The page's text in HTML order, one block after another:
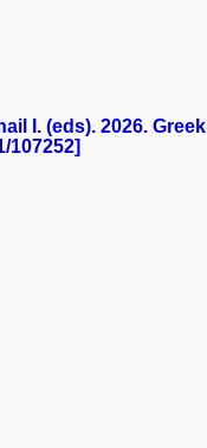
I. (eds). 2026. Greek
107252]